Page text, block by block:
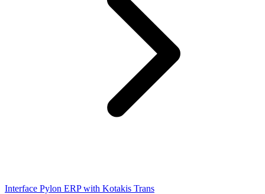
Interface Pylon ERP with Kotakis Trans